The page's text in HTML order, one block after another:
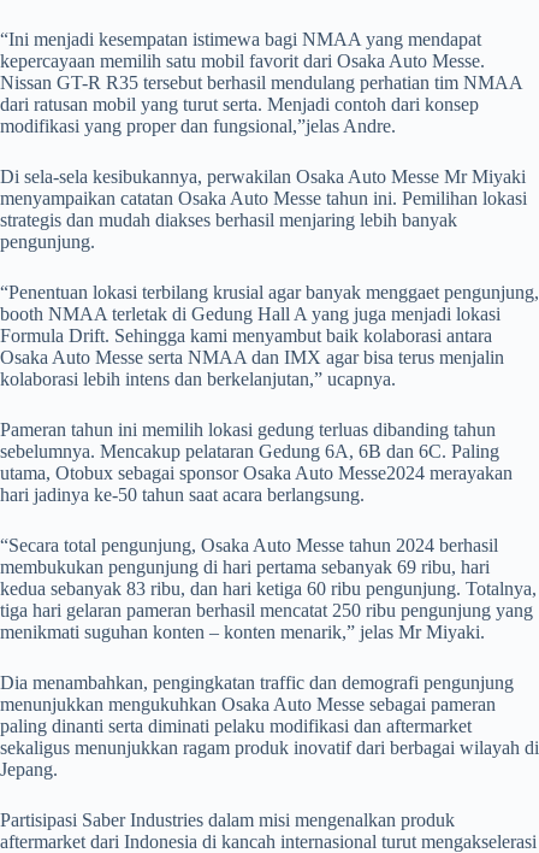
“Ini menjadi kesempatan istimewa bagi NMAA yang mendapat
kepercayaan memilih satu mobil favorit dari Osaka Auto Messe.
Nissan GT-R R35 tersebut berhasil mendulang perhatian tim NMAA
dari ratusan mobil yang turut serta. Menjadi contoh dari konsep
modifikasi yang proper dan fungsional,”jelas Andre.
Di sela-sela kesibukannya, perwakilan Osaka Auto Messe Mr Miyaki
menyampaikan catatan Osaka Auto Messe tahun ini. Pemilihan lokasi
strategis dan mudah diakses berhasil menjaring lebih banyak
pengunjung.
“Penentuan lokasi terbilang krusial agar banyak menggaet pengunjung,
booth NMAA terletak di Gedung Hall A yang juga menjadi lokasi
Formula Drift. Sehingga kami menyambut baik kolaborasi antara
Osaka Auto Messe serta NMAA dan IMX agar bisa terus menjalin
kolaborasi lebih intens dan berkelanjutan,” ucapnya.
Pameran tahun ini memilih lokasi gedung terluas dibanding tahun
sebelumnya. Mencakup pelataran Gedung 6A, 6B dan 6C. Paling
utama, Otobux sebagai sponsor Osaka Auto Messe2024 merayakan
hari jadinya ke-50 tahun saat acara berlangsung.
“Secara total pengunjung, Osaka Auto Messe tahun 2024 berhasil
membukukan pengunjung di hari pertama sebanyak 69 ribu, hari
kedua sebanyak 83 ribu, dan hari ketiga 60 ribu pengunjung. Totalnya,
tiga hari gelaran pameran berhasil mencatat 250 ribu pengunjung yang
menikmati suguhan konten – konten menarik,” jelas Mr Miyaki.
Dia menambahkan, pengingkatan traffic dan demografi pengunjung
menunjukkan mengukuhkan Osaka Auto Messe sebagai pameran
paling dinanti serta diminati pelaku modifikasi dan aftermarket
sekaligus menunjukkan ragam produk inovatif dari berbagai wilayah di
Jepang.
Partisipasi Saber Industries dalam misi mengenalkan produk
aftermarket dari Indonesia di kancah internasional turut mengakselerasi